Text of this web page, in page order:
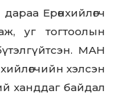
Ерөнхийлөгч
уг тогтоолын
МАН
хэлсэн
ханддаг байдал